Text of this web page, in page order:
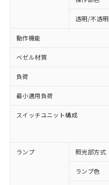
透明/不透明
動作機能
ベゼル材質
負荷
最小適用負荷
スイッチユニット構成
ランプ 照光部方式
ランプ色